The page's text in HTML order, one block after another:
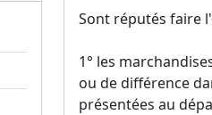
Sont réputés faire
1° les
ou de différence
présentées au